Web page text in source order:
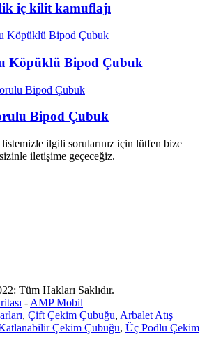
iç kilit kamuflajı
Köpüklü Bipod Çubuk
Bipod Çubuk
ilgili sorularınız için lütfen bize
iletişime geçeceğiz.
Tüm Hakları Saklıdır.
- AMP Mobil
, Çift Çekim Çubuğu, Arbalet Atış
Çekim Çubuğu, Üç Podlu Çekim